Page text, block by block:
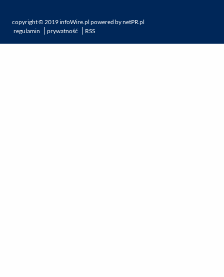
copyright ©2019infoWire.pl powered bynetPR.pl
regulamin
prywatność RSS